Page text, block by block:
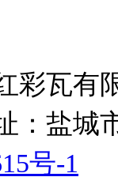
彩瓦有
：盐城
号-1